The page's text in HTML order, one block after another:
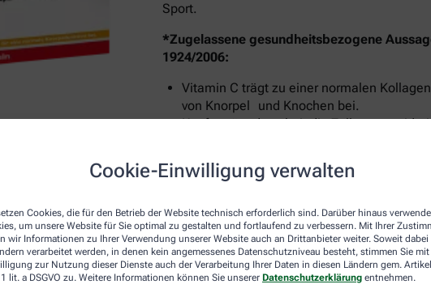
Cookie-Einwilligung verwalten
Cookies, die für den Betrieb der Website technisch erforderlich sind. Darüber hinaus
um unsere Website für Sie optimal zu gestalten und fortlaufend zu verbessern. Mit Ihrer
wir Informationen zu Ihrer Verwendung unserer Website auch an Drittanbieter weiter. Soweit dabei
verarbeitet werden, in denen kein angemessenes Datenschutzniveau besteht, stimmen Sie mit
zur Nutzung dieser Dienste auch der Verarbeitung Ihrer Daten in diesen Ländern gem.
lit. a DSGVO zu. Weitere Informationen können Sie unserer Datenschutzerklärung entnehmen.
Sport.
*Zugelassene gesundheitsbezogene
1924/2006:
Vitamin C trägt zu einer normalen
von Knorpel und Knochen bei.
Kupfer trägt dazu bei, die Zellen vor
Mangan trägt zur Erhaltung normaler
Bindegewebsbildung bei.
Plus